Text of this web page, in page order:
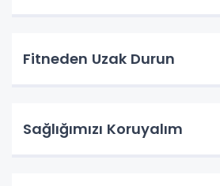
Fitneden Uzak Durun
Sağlığımızı Koruyalım